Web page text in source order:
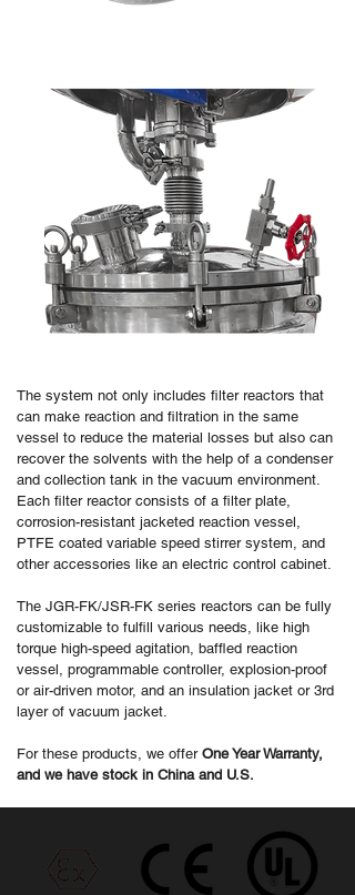
The system not only includes filter reactors that
can make reaction and filtration in the same
vessel to reduce the material losses but also can
recover the solvents with the help of a condenser
and collection tank in the vacuum environment.
Each filter reactor consists of a filter plate,
corrosion-resistant jacketed reaction vessel,
PTFE coated variable speed stirrer system, and
other accessories like an electric control cabinet.
The JGR-FK/JSR-FK series reactors can be fully
customizable to fulfill various needs, like high
torque high-speed agitation, baffled reaction
vessel, programmable controller, explosion-proof
or air-driven motor, and an insulation jacket or 3rd
layer of vacuum jacket.
For these products, we offer One Year Warranty,
and we have stock in China and U.S.